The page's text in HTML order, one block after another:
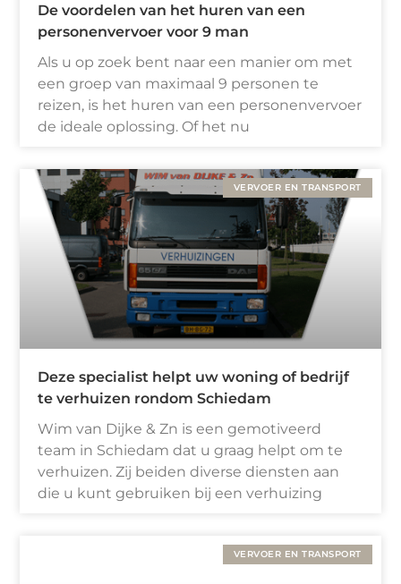
De voordelen van het huren van een
personenvervoer voor 9 man
Als u op zoek bent naar een manier om met
een groep van maximaal 9 personen te
reizen, is het huren van een personenvervoer
de ideale oplossing. Of het nu
VERVOER EN TRANSPORT
Deze specialist helpt uw woning of bedrijf
te verhuizen rondom Schiedam
Wim van Dijke & Zn is een gemotiveerd
team in Schiedam dat u graag helpt om te
verhuizen. Zij beiden diverse diensten aan
die u kunt gebruiken bij een verhuizing
VERVOER EN TRANSPORT